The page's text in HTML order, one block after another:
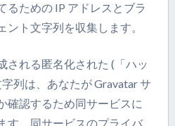
るための IP アドレスとブラ
ント文字列を収集します。
される匿名化された (「ハッ
列は、あなたが Gravatar サ
確認するため同サービスに
す。同サービスのプライバ